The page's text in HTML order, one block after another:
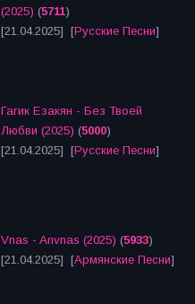
(2025) (5711)
[21.04.2025] [Русские Песни]
Гагик Езакян - Без Твоей
Любви (2025) (5000)
[21.04.2025] [Русские Песни]
Vnas - Anvnas (2025) (5933)
[21.04.2025] [Армянские Песни]